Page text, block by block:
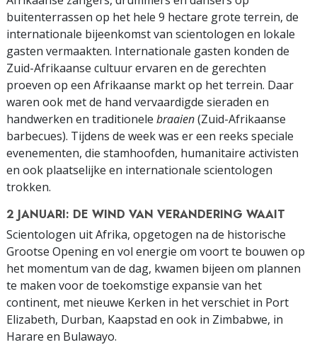
buitenterrassen op het hele 9 hectare grote terrein, de
internationale bijeenkomst van scientologen en lokale
gasten vermaakten. Internationale gasten konden de
Zuid-Afrikaanse cultuur ervaren en de gerechten
proeven op een Afrikaanse markt op het terrein. Daar
waren ook met de hand vervaardigde sieraden en
handwerken en traditionele braaien(Zuid-Afrikaanse
barbecues). Tijdens de week was er een reeks speciale
evenementen, die stamhoofden, humanitaire activisten
en ook plaatselijke en internationale scientologen
trokken.
2 JANUARI: DE WIND VAN VERANDERING WAAIT
Scientologen uit Afrika, opgetogen na de historische
Grootse Opening en vol energie om voort te bouwen op
het momentum van de dag, kwamen bijeen om plannen
te maken voor de toekomstige expansie van het
continent, met nieuwe Kerken in het verschiet in Port
Elizabeth, Durban, Kaapstad en ook in Zimbabwe, in
Harare en Bulawayo.